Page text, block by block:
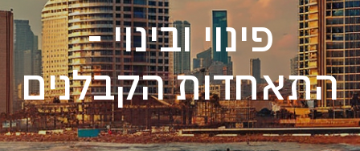
פינוי ובינוי -
התאחדות הקבלנים